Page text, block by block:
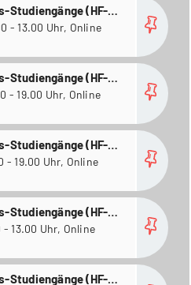
Studiengänge (HF-
of Science)
08.09.2026 12.00 - 13.00 Uhr, Online
Studiengänge (HF-
of Science)
23.09.2026 18.00 - 19.00 Uhr, Online
Studiengänge (HF-
of Science)
27.10.2026 18.00 - 19.00 Uhr, Online
Studiengänge (HF-
of Science)
19.11.2026 12.00 - 13.00 Uhr, Online
Studiengänge (HF-